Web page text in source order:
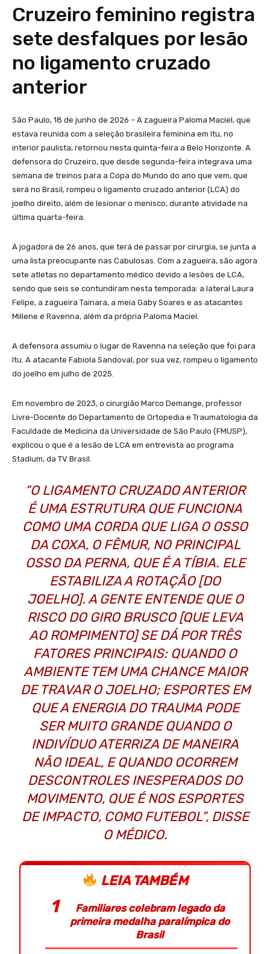
Cruzeiro feminino registra
sete desfalques por lesão
no ligamento cruzado
anterior
São Paulo, 18 de junho de 2026 – A zagueira Paloma Maciel, que
estava reunida com a seleção brasileira feminina em Itu, no
interior paulista, retornou nesta quinta-feira a Belo Horizonte. A
defensora do Cruzeiro, que desde segunda-feira integrava uma
semana de treinos para a Copa do Mundo do ano que vem, que
será no Brasil, rompeu o ligamento cruzado anterior (LCA) do
joelho direito, além de lesionar o menisco, durante atividade na
última quarta-feira.
A jogadora de 26 anos, que terá de passar por cirurgia, se junta a
uma lista preocupante nas Cabulosas. Com a zagueira, são agora
sete atletas no departamento médico devido a lesões de LCA,
sendo que seis se contundiram nesta temporada: a lateral Laura
Felipe, a zagueira Tainara, a meia Gaby Soares e as atacantes
Millene e Ravenna, além da própria Paloma Maciel.
A defensora assumiu o lugar de Ravenna na seleção que foi para
Itu. A atacante Fabiola Sandoval, por sua vez, rompeu o ligamento
do joelho em julho de 2025.
Em novembro de 2023, o cirurgião Marco Demange, professor
Livre-Docente do Departamento de Ortopedia e Traumatologia da
Faculdade de Medicina da Universidade de São Paulo (FMUSP),
explicou o que é a lesão de LCA em entrevista ao programa
Stadium, da TV Brasil.
“O LIGAMENTO CRUZADO ANTERIOR
É UMA ESTRUTURA QUE FUNCIONA
COMO UMA CORDA QUE LIGA O OSSO
DA COXA, O FÊMUR, NO PRINCIPAL
OSSO DA PERNA, QUE É A TÍBIA. ELE
ESTABILIZA A ROTAÇÃO [DO
JOELHO]. A GENTE ENTENDE QUE O
RISCO DO GIRO BRUSCO [QUE LEVA
AO ROMPIMENTO] SE DÁ POR TRÊS
FATORES PRINCIPAIS: QUANDO O
AMBIENTE TEM UMA CHANCE MAIOR
DE TRAVAR O JOELHO; ESPORTES EM
QUE A ENERGIA DO TRAUMA PODE
SER MUITO GRANDE QUANDO O
INDIVÍDUO ATERRIZA DE MANEIRA
NÃO IDEAL, E QUANDO OCORREM
DESCONTROLES INESPERADOS DO
MOVIMENTO, QUE É NOS ESPORTES
DE IMPACTO, COMO FUTEBOL”, DISSE
O MÉDICO.
LEIA TAMBÉM
Familiares celebram legado da
primeira medalha paralímpica do
Brasil